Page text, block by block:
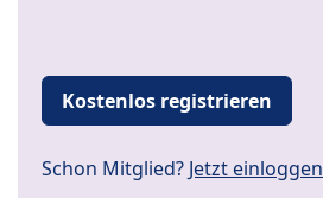
Kostenlos registrieren
Schon Mitglied? Jetzt einloggen